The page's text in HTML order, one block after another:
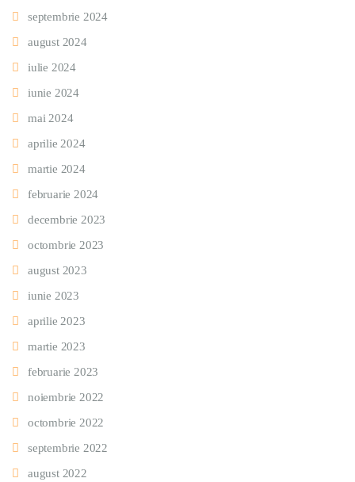
septembrie 2024
august 2024
iulie 2024
iunie 2024
mai 2024
aprilie 2024
martie 2024
februarie 2024
decembrie 2023
octombrie 2023
august 2023
iunie 2023
aprilie 2023
martie 2023
februarie 2023
noiembrie 2022
octombrie 2022
septembrie 2022
august 2022